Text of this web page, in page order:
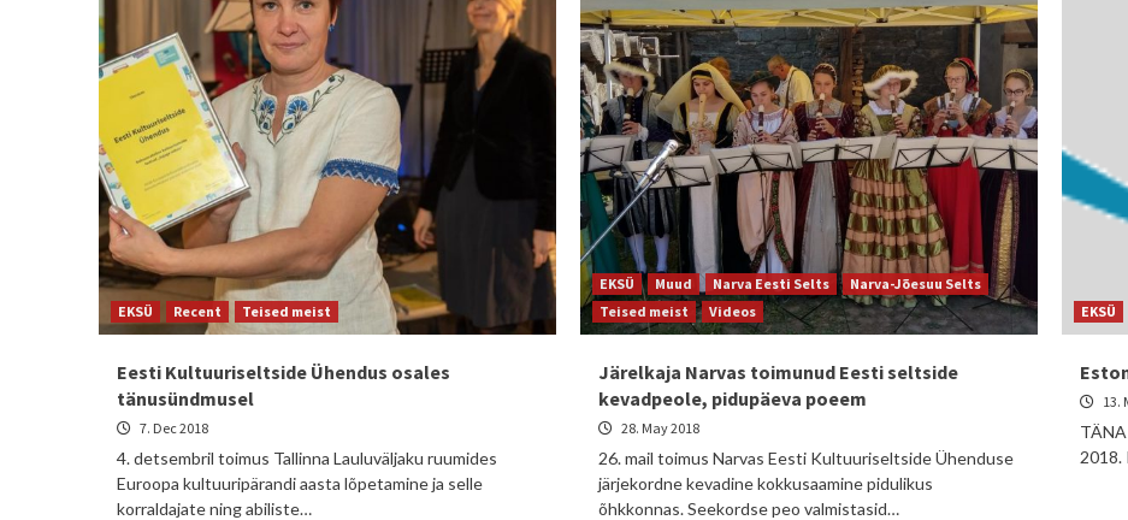
EKSÜ Recent Teised meist
Eesti Kultuuriseltside Ühendus osales
tänusündmusel
7. Dec 2018
4. detsembril toimus Tallinna Lauluväljaku ruumides
Euroopa kultuuripärandi aasta lõpetamine ja selle
korraldajate ning abiliste…
EKSÜ Muud Narva Eesti Selts
Narva-Jõesuu Selts
Teised meist
Videos
Järelkaja Narvas toimunud Eesti seltside
kevadpeole, pidupäeva poeem
28. May 2018
26. mail toimus Narvas Eesti Kultuuriseltside Ühenduse
järjekordne kevadine kokkusaamine pidulikus
õhkkonnas. Seekordse peo valmistasid…
EKSÜ
13.
2018.